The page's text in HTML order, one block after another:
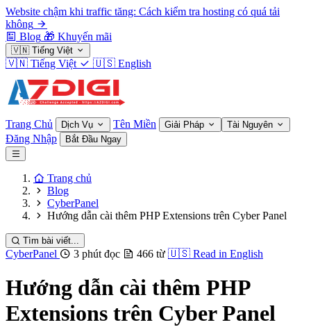
Website chậm khi traffic tăng: Cách kiểm tra hosting có quá tải
không
Blog 🎁 Khuyến mãi
🇻🇳 Tiếng Việt
🇻🇳 Tiếng Việt 🇺🇸 English
Trang Chủ Dịch Vụ Tên Miền Giải Pháp Tài Nguyên
Đăng Nhập Bắt Đầu Ngay
Trang chủ
Blog
CyberPanel
Hướng dẫn cài thêm PHP Extensions trên Cyber Panel
Tìm bài viết...
CyberPanel 3 phút đọc 466 từ 🇺🇸 Read in English
Hướng dẫn cài thêm PHP
Extensions trên Cyber Panel